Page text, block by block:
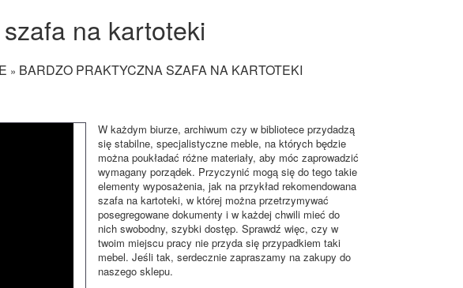
na kartoteki
» BARDZO PRAKTYCZNA SZAFA NA KARTOTEKI
W każdym biurze, archiwum czy w bibliotece przydadzą
się stabilne, specjalistyczne meble, na których będzie
można poukładać różne materiały, aby móc zaprowadzić
wymagany porządek. Przyczynić mogą się do tego takie
elementy wyposażenia, jak na przykład rekomendowana
szafa na kartoteki, w której można przetrzymywać
posegregowane dokumenty i w każdej chwili mieć do
nich swobodny, szybki dostęp. Sprawdź więc, czy w
twoim miejscu pracy nie przyda się przypadkiem taki
mebel. Jeśli tak, serdecznie zapraszamy na zakupy do
naszego sklepu.